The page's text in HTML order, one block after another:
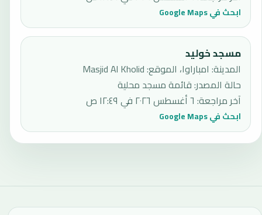
ابحث في Google Maps
مسجد خوليد
المدينة: امباراوا، الموقع: Masjid Al Kholid
حالة المصدر:قائمة مسجد محلية
آخر مراجعة: ٦ أغسطس ٢٠٢٦ في ١٢:٤٩ ص
ابحث في Google Maps